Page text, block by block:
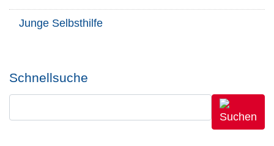
Junge Selbsthilfe
Schnellsuche